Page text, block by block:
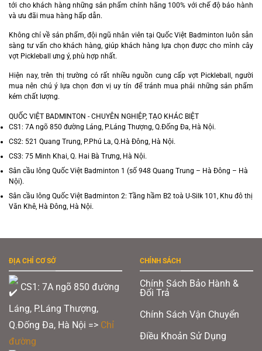
tới cho khách hàng những sản phẩm chính hãng 100% với chế độ bảo hành
và ưu đãi mua hàng hấp dẫn.
Không chỉ về sản phẩm, đội ngũ nhân viên tại Quốc Việt Badminton luôn sẵn
sàng tư vấn cho khách hàng, giúp khách hàng lựa chọn được cho mình cây
vợt Pickleball ưng ý, phù hợp nhất.
Hiện nay, trên thị trường có rất nhiều nguồn cung cấp vợt Pickleball, người
mua nên chú ý lựa chọn đơn vị uy tín để tránh mua phải những sản phẩm
kém chất lượng.
QUỐC VIỆT BADMINTON - CHUYÊN NGHIỆP, TẠO KHÁC BIỆT
CS1: 7A ngõ 850 đường Láng, P.Láng Thượng, Q.Đống Đa, Hà Nội.
CS2: 521 Quang Trung, P.Phú La, Q.Hà Đông, Hà Nội.
CS3: 75 Minh Khai, Q. Hai Bà Trưng, Hà Nội.
Sân cầu lông Quốc Việt Badminton 1 (số 948 Quang Trung – Hà Đông – Hà
Nội).
Sân cầu lông Quốc Việt Badminton 2: Tầng hầm B2 toà U-Silk 101, Khu đô thị
Văn Khê, Hà Đông, Hà Nội.
ĐỊA CHỈ CƠ SỞ
CS1: 7A ngõ 850 đường
Láng, P.Láng Thượng,
Q.Đống Đa, Hà Nội => Chỉ
đường
CHÍNH SÁCH
Chính Sách Bảo Hành &
Đổi Trả
Chính Sách Vận Chuyển
Điều Khoản Sử Dụng